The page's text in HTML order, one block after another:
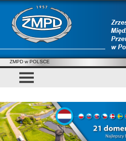
ZMPD w POLSCE